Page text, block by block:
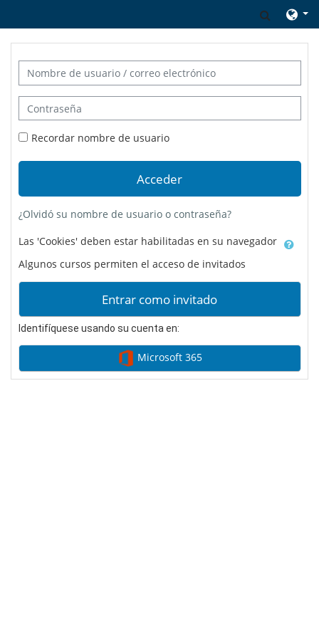
Nombre de usuario / correo electrónico
Contraseña
Recordar nombre de usuario
Acceder
¿Olvidó su nombre de usuario o contraseña?
Las 'Cookies' deben estar habilitadas en su navegador
Algunos cursos permiten el acceso de invitados
Entrar como invitado
Identifíquese usando su cuenta en:
Microsoft 365